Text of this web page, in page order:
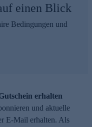
einen Blick
Bedingungen und
erhalten
und aktuelle
E-Mail erhalten. Als